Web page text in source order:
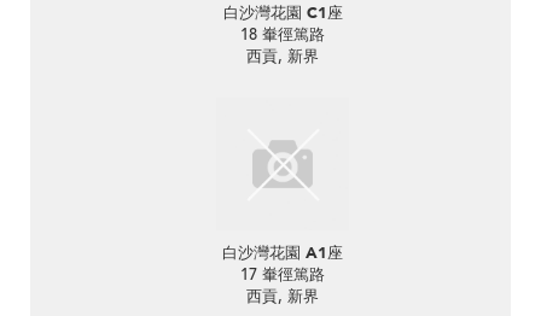
白沙灣花園 C1座
18 輋徑篤路
西貢, 新界
白沙灣花園 A1座
17 輋徑篤路
西貢, 新界